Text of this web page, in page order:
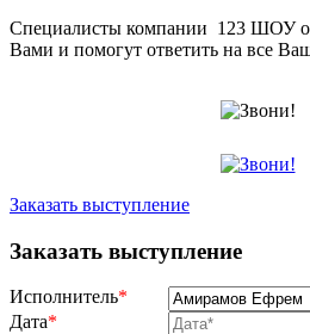
Специалисты компании 123 ШОУ
Вами и помогут ответить на все
Заказать выступление
Заказать выступление
Исполнитель*
Дата*